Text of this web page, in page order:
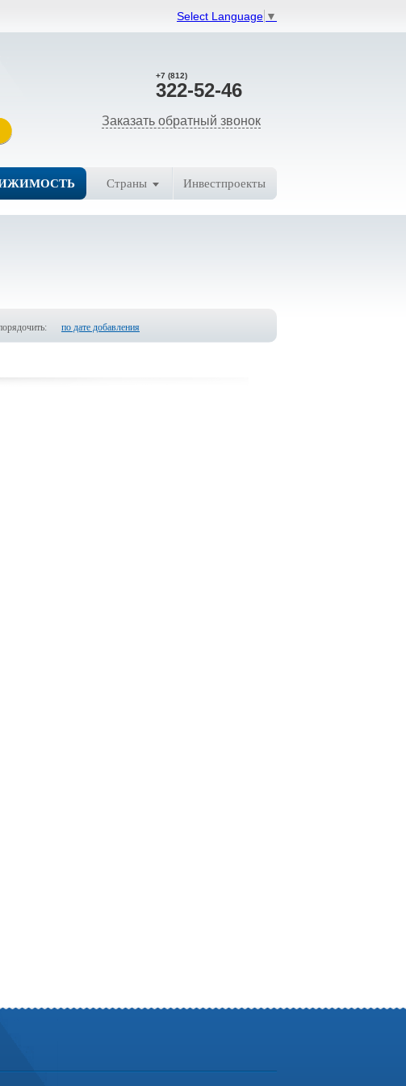
Select Language ▼
+7 (812)
322-52-46
Заказать обратный звонок
Страны Инвестпроекты
по дате добавления